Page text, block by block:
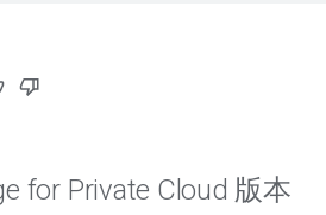
for Private Cloud 版本